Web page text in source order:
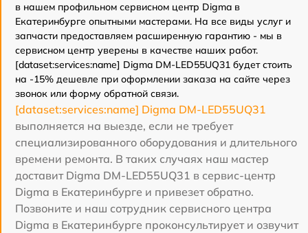
в нашем профильном сервисном центр Digma в
Екатеринбурге опытными мастерами. На все виды услуг и
запчасти предоставляем расширенную гарантию - мы в
сервисном центр уверены в качестве наших работ.
[dataset:services:name] Digma DM-LED55UQ31 будет стоить
на -15% дешевле при оформлении заказа на сайте через
звонок или форму обратной связи.
[dataset:services:name] Digma DM-LED55UQ31
выполняется на выезде, если не требует
специализированного оборудования и длительного
времени ремонта. В таких случаях наш мастер
доставит Digma DM-LED55UQ31 в сервис-центр
Digma в Екатеринбурге и привезет обратно.
Позвоните и наш сотрудник сервисного центра
Digma в Екатеринбурге проконсультирует и озвучит